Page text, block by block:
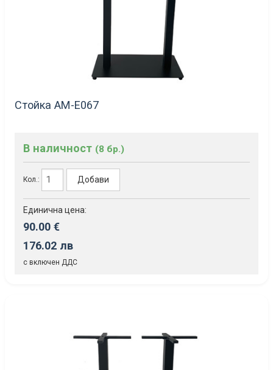
Стойка AM-Е067
В наличност (8 бр.)
Кол.: Добави
Единична цена:
90.00 €
176.02 лв
с включен ДДС